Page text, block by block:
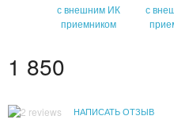
ПЕНКИ ДЛЯ УМЫВАНИЯ
СЫВОРОТКА ДЛЯ ЛИЦА
1 850
НАПИСАТЬ ОТЗЫВ